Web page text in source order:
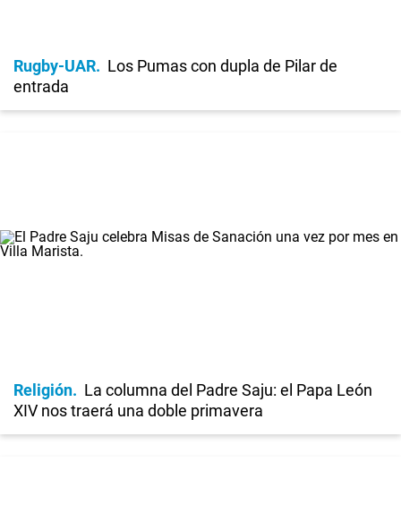
Rugby-UAR
Los Pumas con dupla de Pilar de
entrada
Religión
La columna del Padre Saju: el Papa León
XIV nos traerá una doble primavera